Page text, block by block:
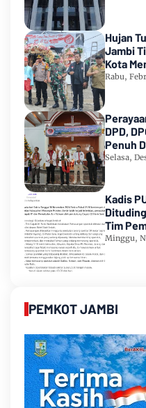
Hujan Turun Lebat
Jambi
Kota Meninjau Tempat Pemungutan
Suara
Rabu,
DPD,
Penuh
Selasa,
Kadis
Tim
Romi-
Minggu,
PEMKOT JAMBI